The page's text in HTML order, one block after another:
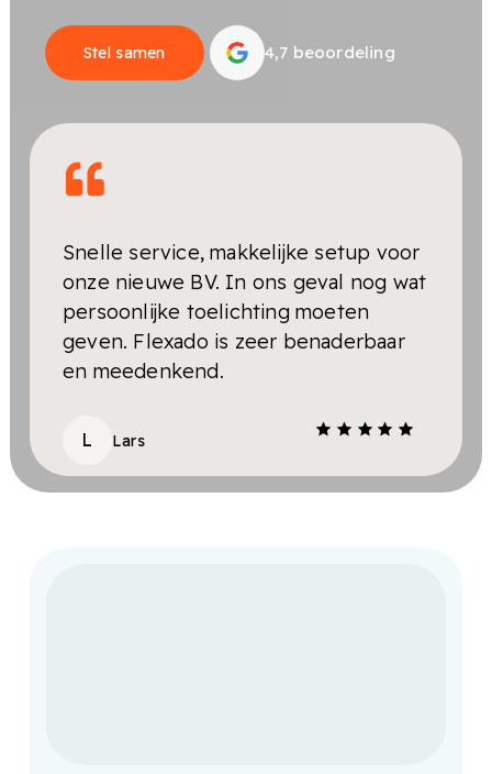
Stel samen 4,7 beoordeling
Snelle service, makkelijke setup voor
onze nieuwe BV. In ons geval nog wat
persoonlijke toelichting moeten
geven. Flexado is zeer benaderbaar
en meedenkend.
L Lars